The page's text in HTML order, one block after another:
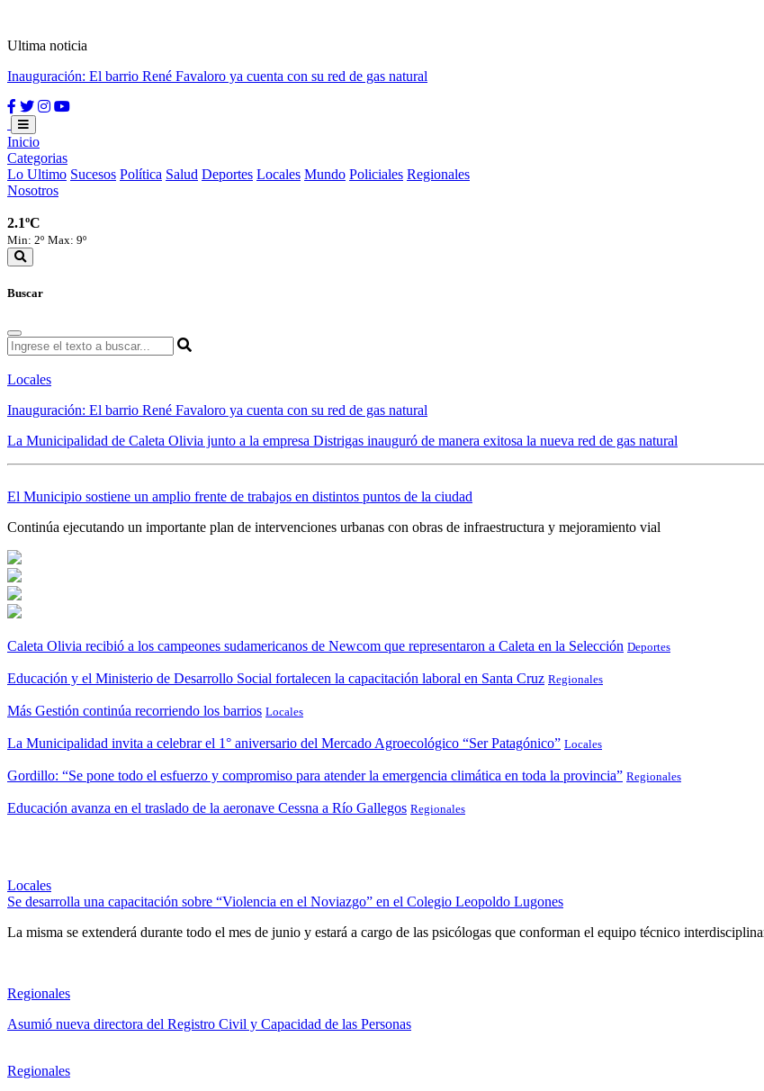
Ultima noticia
Inauguración: El barrio René Favaloro ya cuenta con su red de gas natural
Inicio
Categorias
Lo Ultimo Sucesos Política Salud Deportes Locales Mundo Policiales Regionales
Nosotros
2.1ºC
Min: 2º Max: 9º
Buscar
Locales
Inauguración: El barrio René Favaloro ya cuenta con su red de gas natural
La Municipalidad de Caleta Olivia junto a la empresa Distrigas inauguró de manera exitosa la nueva red de gas natural
El Municipio sostiene un amplio frente de trabajos en distintos puntos de la ciudad
Continúa ejecutando un importante plan de intervenciones urbanas con obras de infraestructura y mejoramiento vial
Caleta Olivia recibió a los campeones sudamericanos de Newcom que representaron a Caleta en la Selección Deportes
Educación y el Ministerio de Desarrollo Social fortalecen la capacitación laboral en Santa Cruz Regionales
Más Gestión continúa recorriendo los barrios Locales
La Municipalidad invita a celebrar el 1° aniversario del Mercado Agroecológico “Ser Patagónico” Locales
Gordillo: “Se pone todo el esfuerzo y compromiso para atender la emergencia climática en toda la provincia” Regionales
Educación avanza en el traslado de la aeronave Cessna a Río Gallegos Regionales
Locales
Se desarrolla una capacitación sobre “Violencia en el Noviazgo” en el Colegio Leopoldo Lugones
La misma se extenderá durante todo el mes de junio y estará a cargo de las psicólogas que conforman el equipo técnico
Regionales
Asumió nueva directora del Registro Civil y Capacidad de las Personas
Regionales